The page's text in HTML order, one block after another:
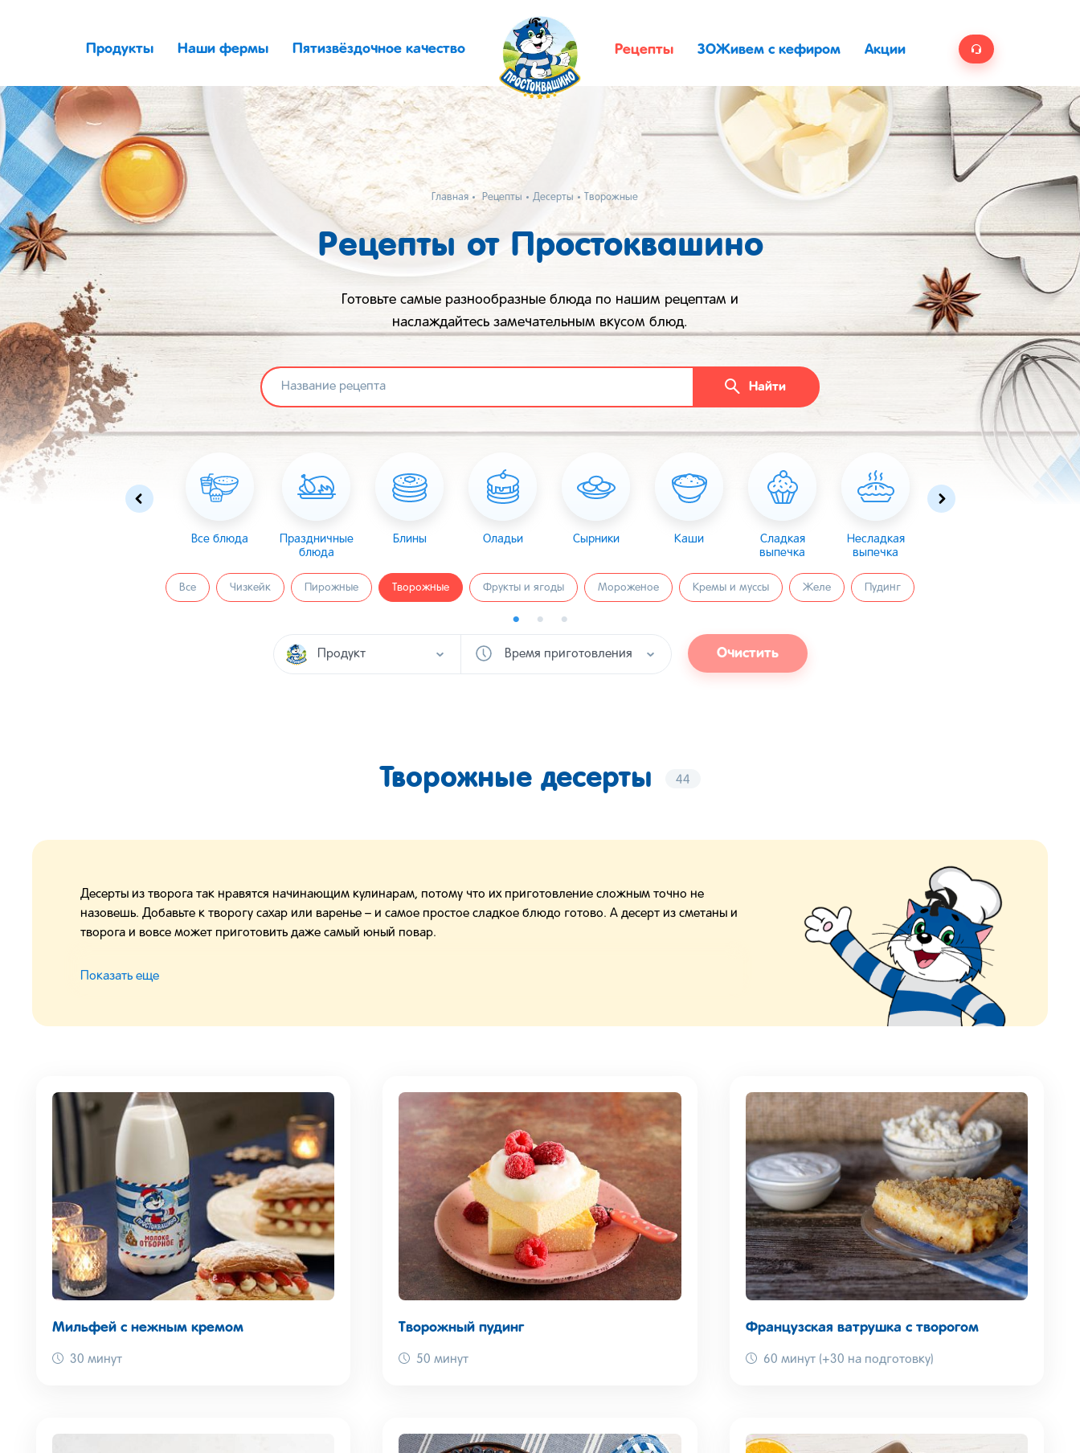
Продукты Наши фермы Пятизвёздочное качество Рецепты ЗОЖивем с кефиром Акции
Главная Рецепты Десерты Творожные
Рецепты от Простоквашино
Готовьте самые разнообразные блюда по нашим рецептам и
наслаждайтесь замечательным вкусом блюд.
Найти
Все блюда
Пасха
Праздничные
блюда
Блины Оладьи Сырники Каши
Сладкая
выпечка
Несладкая
выпечка
Все Чизкейк Пирожные Творожные Фрукты и ягоды Мороженое Кремы и муссы Желе Пудинг
Продукт Время приготовления Очистить
Творожные десерты 44
Десерты из творога так нравятся начинающим кулинарам, потому что их приготовление сложным точно не
назовешь. Добавьте к творогу сахар или варенье – и самое простое сладкое блюдо готово. А десерт из сметаны и
творога и вовсе может приготовить даже самый юный повар.
парфе – для этого творог нужно смешать с желатином. Можно запечь в духовке творожное суфле – оно
Если вы любите творожные десерты, рецепты их приготовления сможете найти в этом разделе. Мусс, суфле,
палочки, сырки и даже торты – рецепты сладких блюд не отличаются сложностью. Как приготовить десерт из
творога, расскажут опытные кулинары-любители и настоящие мастера кулинарного дела.
Показать еще
Мильфей с нежным кремом
30 минут
Творожный пудинг
50 минут
Французская ватрушка с творогом
60 минут (+30 на подготовку)